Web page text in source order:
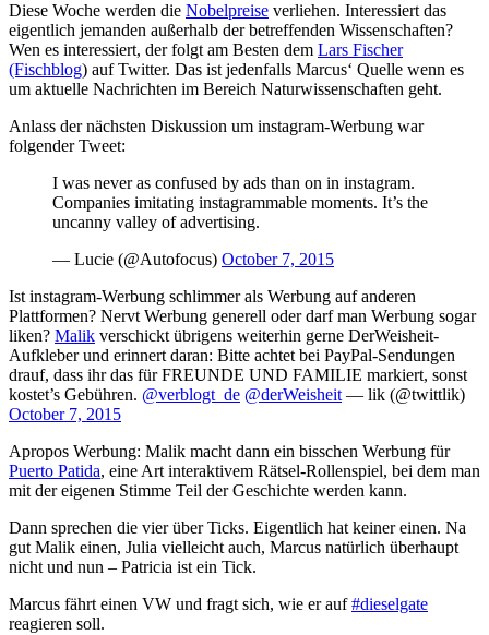
Diese Woche werden die Nobelpreise verliehen. Interessiert das
eigentlich jemanden außerhalb der betreffenden Wissenschaften?
Wen es interessiert, der folgt am Besten dem Lars Fischer
(Fischblog) auf Twitter. Das ist jedenfalls Marcus‘ Quelle wenn es
um aktuelle Nachrichten im Bereich Naturwissenschaften geht.
Anlass der nächsten Diskussion um instagram-Werbung war
folgender Tweet:
I was never as confused by ads than on in instagram.
Companies imitating instagrammable moments. It’s the
uncanny valley of advertising.
— Lucie (@Autofocus) October 7, 2015
Ist instagram-Werbung schlimmer als Werbung auf anderen
Plattformen? Nervt Werbung generell oder darf man Werbung sogar
liken? Malik verschickt übrigens weiterhin gerne DerWeisheit-
Aufkleber und erinnert daran: Bitte achtet bei PayPal-Sendungen
drauf, dass ihr das für FREUNDE UND FAMILIE markiert, sonst
kostet’s Gebühren. @verblogt_de @derWeisheit— lik (@twittlik)
October 7, 2015
Apropos Werbung: Malik macht dann ein bisschen Werbung für
Puerto Patida, eine Art interaktivem Rätsel-Rollenspiel, bei dem man
mit der eigenen Stimme Teil der Geschichte werden kann.
Dann sprechen die vier über Ticks. Eigentlich hat keiner einen. Na
gut Malik einen, Julia vielleicht auch, Marcus natürlich überhaupt
nicht und nun – Patricia ist ein Tick.
Marcus fährt einen VW und fragt sich, wie er auf#dieselgate
reagieren soll.